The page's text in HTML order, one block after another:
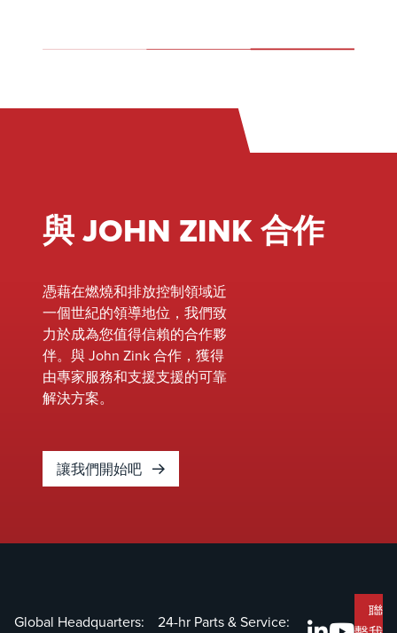
與 JOHN ZINK 合作
憑藉在燃燒和排放控制領域近
一個世紀的領導地位，我們致
力於成為您值得信賴的合作夥
伴。與 John Zink 合作，獲得
由專家服務和支援支援的可靠
解決方案。
讓我們開始吧
Global Headquarters:
24-hr Parts & Service:
聯